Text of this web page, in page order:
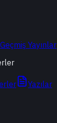
Geçmiş Yayınlar
Yazılar